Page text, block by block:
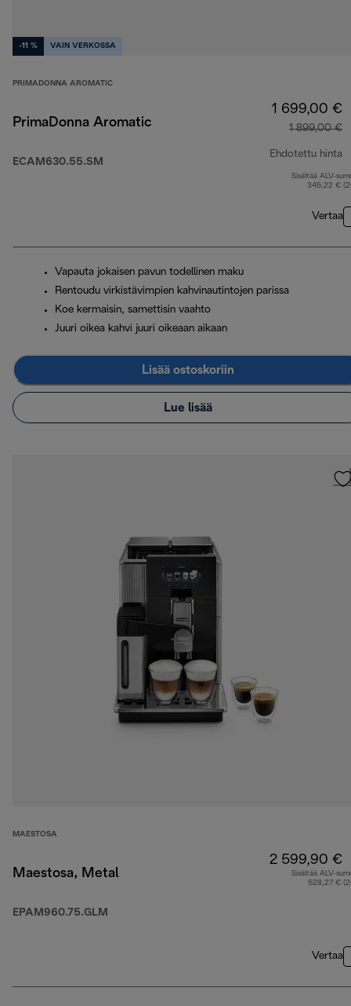
-11 % VAIN VERKOSSA
PRIMADONNA AROMATIC
PrimaDonna Aromatic
ECAM630.55.SM
1 699,00 €
1 899,00 €
Ehdotettu hinta
Sisältää ALV-
345,22 €
Vertaa
Vapauta jokaisen pavun todellinen maku
Rentoudu virkistävimpien kahvinautintojen parissa
Koe kermaisin, samettisin vaahto
Juuri oikea kahvi juuri oikeaan aikaan
Lisää ostoskoriin
Lue lisää
MAESTOSA
Maestosa, Metal
EPAM960.75.GLM
2 599,90 €
Sisältää ALV-
528,27 €
Vertaa